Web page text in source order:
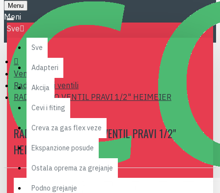
Menu
Sve
Sve
Adapteri
Akcija
Cevi i fiting
Creva za gas flex veze
Ekspanzione posude
Ostala oprema za grejanje
Podno grejanje
Ventili
Radijatorski ventili
RAD. TERMO VENTIL PRAVI 1/2" HEIMEIER
RADIJATORSKI TERMO VENTIL PRAVI 1/2"
HEIMEIER